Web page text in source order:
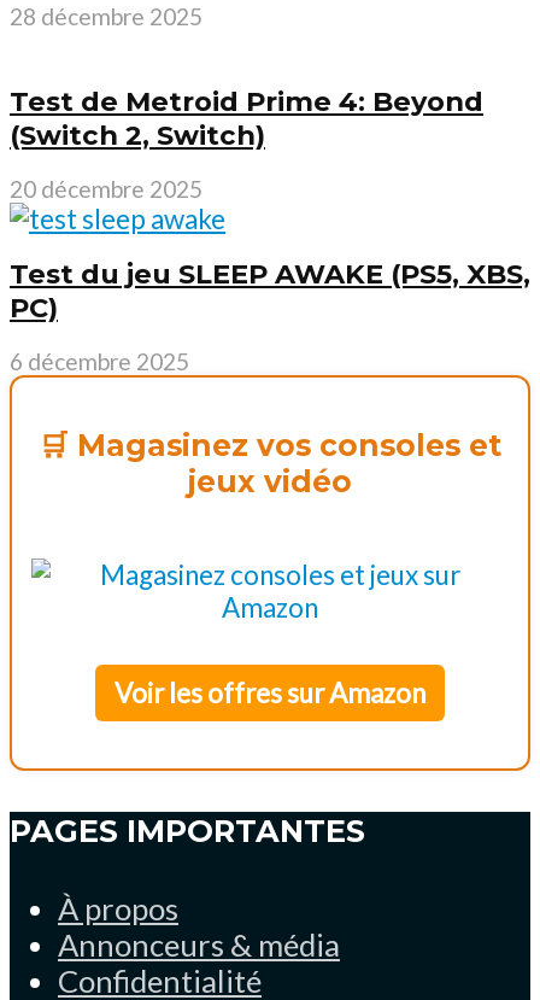
28 décembre 2025
Test de Metroid Prime 4: Beyond
(Switch 2, Switch)
20 décembre 2025
Test du jeu SLEEP AWAKE (PS5, XBS,
PC)
6 décembre 2025
🛒 Magasinez vos consoles et
jeux vidéo
Voir les offres sur Amazon
PAGES IMPORTANTES
À propos
Annonceurs & média
Confidentialité